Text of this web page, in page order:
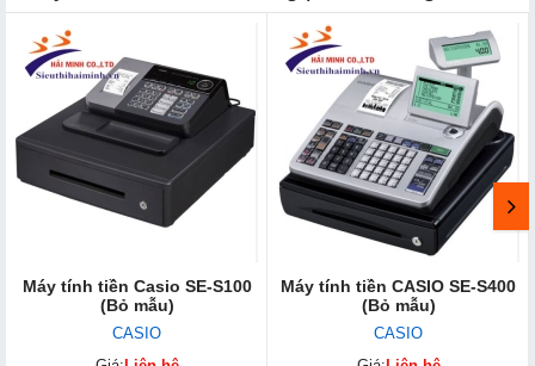
Máy tính tiền Casio SE-S100
(Bỏ mẫu)
CASIO
Máy tính tiền CASIO SE-S400
(Bỏ mẫu)
CASIO